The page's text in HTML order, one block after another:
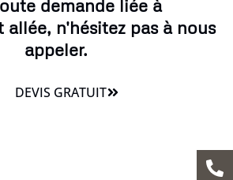
demande liée à
allée, n'hésitez pas à nous
appeler.
DEVIS GRATUIT